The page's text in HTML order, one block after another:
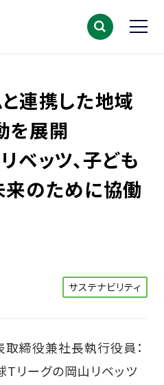
連携した地域
を展開
ベッツ、子ども
のために協働
サステナビリティ
取締役兼社長執行役員：
Tリーグの岡山リベッツ